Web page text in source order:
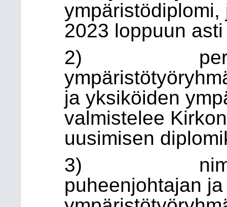
2023 loppuun asti
2) perustaa
ja yksiköiden
valmistelee
uusimisen
3) nimetä
puheenjohtajan